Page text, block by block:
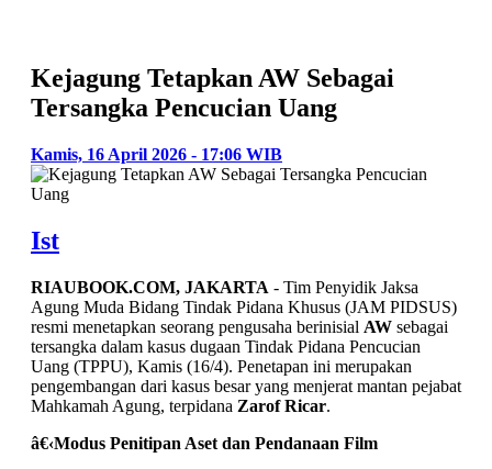
Kejagung Tetapkan AW Sebagai
Tersangka Pencucian Uang
Kamis, 16 April 2026 - 17:06 WIB
Ist
RIAUBOOK.COM, JAKARTA - Tim Penyidik Jaksa
Agung Muda Bidang Tindak Pidana Khusus (JAM PIDSUS)
resmi menetapkan seorang pengusaha berinisial AW sebagai
tersangka dalam kasus dugaan Tindak Pidana Pencucian
Uang (TPPU), Kamis (16/4). Penetapan ini merupakan
pengembangan dari kasus besar yang menjerat mantan pejabat
Mahkamah Agung, terpidana Zarof Ricar.
â€‹Modus Penitipan Aset dan Pendanaan Film